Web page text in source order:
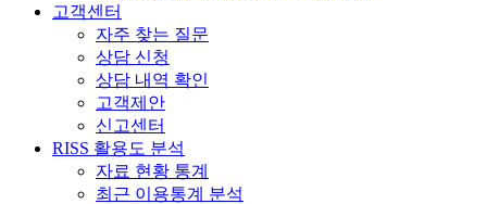
고객센터
자주 찾는 질문
상담 신청
상담 내역 확인
고객제안
신고센터
RISS 활용도 분석
자료 현황 통계
최근 이용통계 분석